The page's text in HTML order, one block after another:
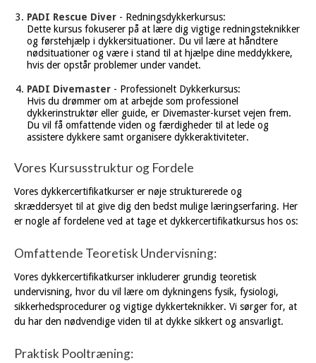
PADI Rescue Diver- Redningsdykkerkursus:
Dette kursus fokuserer på at lære dig vigtige redningsteknikker
og førstehjælp i dykkersituationer. Du vil lære at håndtere
nødsituationer og være i stand til at hjælpe dine meddykkere,
hvis der opstår problemer under vandet.
PADI Divemaster- Professionelt Dykkerkursus:
Hvis du drømmer om at arbejde som professionel
dykkerinstruktør eller guide, er Divemaster-kurset vejen frem.
Du vil få omfattende viden og færdigheder til at lede og
assistere dykkere samt organisere dykkeraktiviteter.
Vores Kursusstruktur og Fordele
Vores dykkercertifikatkurser er nøje strukturerede og
skræddersyet til at give dig den bedst mulige læringserfaring. Her
er nogle af fordelene ved at tage et dykkercertifikatkursus hos os:
Omfattende Teoretisk Undervisning:
Vores dykkercertifikatkurser inkluderer grundig teoretisk
undervisning, hvor du vil lære om dykningens fysik, fysiologi,
sikkerhedsprocedurer og vigtige dykkerteknikker. Vi sørger for, at
du har den nødvendige viden til at dykke sikkert og ansvarligt.
Praktisk Pooltræning: